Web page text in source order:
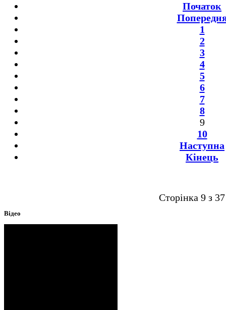
Початок
1
2
3
4
5
6
7
8
9
10
Наступна
Кінець
Сторінка 9 з 37
Відео